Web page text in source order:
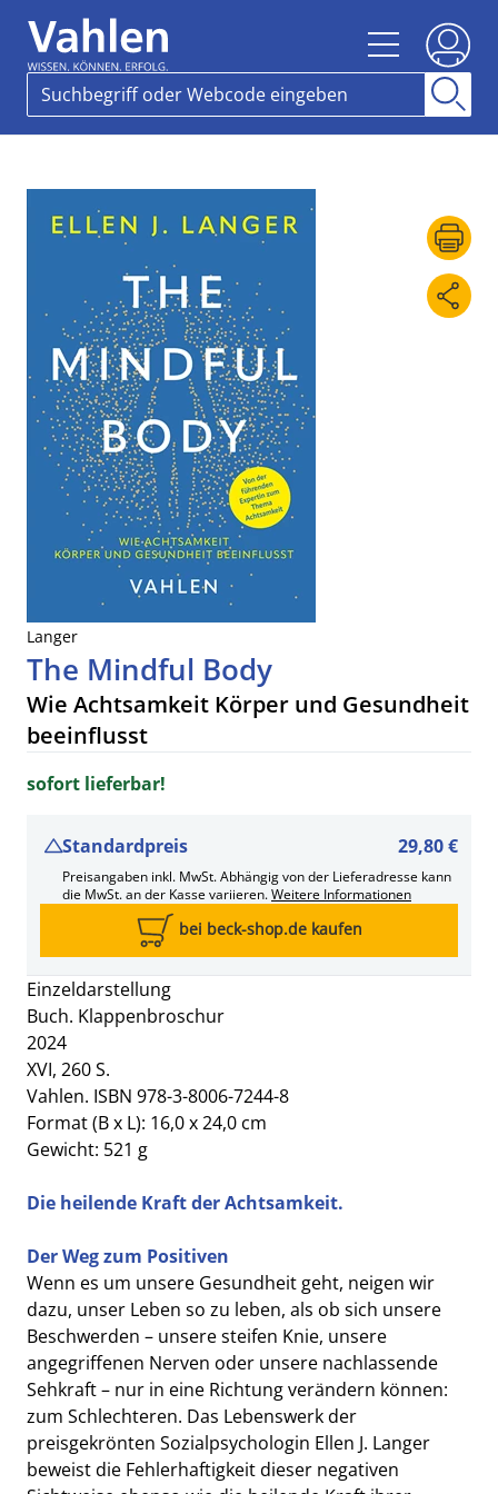
Langer
The Mindful Body
Wie Achtsamkeit Körper und Gesundheit
beeinflusst
Einzeldarstellung
Buch. Klappenbroschur
2024
XVI, 260 S.
Vahlen. ISBN 978-3-8006-7244-8
Format (B x L): 16,0 x 24,0 cm
Gewicht: 521 g
Die heilende Kraft der Achtsamkeit.
Der Weg zum Positiven
Wenn es um unsere Gesundheit geht, neigen wir
dazu, unser Leben so zu leben, als ob sich unsere
Beschwerden – unsere steifen Knie, unsere
angegriffenen Nerven oder unsere nachlassende
Sehkraft – nur in eine Richtung verändern können:
zum Schlechteren. Das Lebenswerk der
preisgekrönten Sozialpsychologin Ellen J. Langer
beweist die Fehlerhaftigkeit dieser negativen
sofort lieferbar!
Standardpreis 29,80 €
Preisangaben inkl. MwSt. Abhängig von der Lieferadresse kann
die MwSt. an der Kasse variieren.Weitere Informationen
bei beck-shop.de kaufen